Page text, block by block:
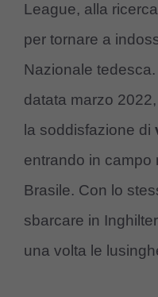
League, alla
per tornare a
Nazionale
datata marzo
la soddisfazione di
entrando in campo
Brasile. Con lo
sbarcare in
una volta le